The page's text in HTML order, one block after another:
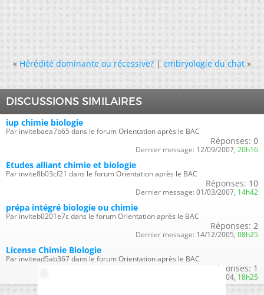
« Hérédité dominante ou récessive?|embryologie du chat »
DISCUSSIONS SIMILAIRES
iup chimie biologie
Par invitebaea7b65 dans le forum Orientation après le BAC
Réponses: 0
Dernier message: 12/09/2007, 20h16
Etudes alliant chimie et biologie
Par invite8b03cf21 dans le forum Orientation après le BAC
Réponses: 10
Dernier message: 01/03/2007, 14h42
prépa intégré biologie ou chimie
Par inviteb0201e7c dans le forum Orientation après le BAC
Réponses: 2
Dernier message: 14/12/2005, 08h25
License Chimie Biologie
Par invitead5ab367 dans le forum Orientation après le BAC
Réponses: 1
07/09/2004, 18h25